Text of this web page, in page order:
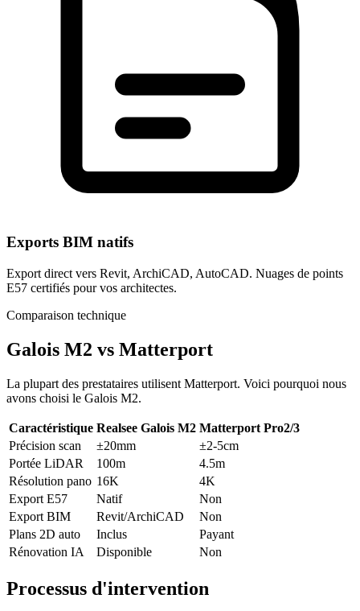
Exports BIM natifs
Export direct vers Revit, ArchiCAD, AutoCAD. Nuages de points
E57 certifiés pour vos architectes.
Comparaison technique
Galois M2 vs Matterport
La plupart des prestataires utilisent Matterport. Voici pourquoi nous
avons choisi le Galois M2.
Caractéristique Realsee Galois M2 Matterport Pro2/3
Précision scan
±20mm
±2-5cm
Portée LiDAR
100m
4.5m
Résolution pano 16K
4K
Export E57
Natif
Non
Export BIM
Revit/ArchiCAD
Non
Plans 2D auto
Inclus
Payant
Rénovation IA
Disponible Non
Processus d'intervention